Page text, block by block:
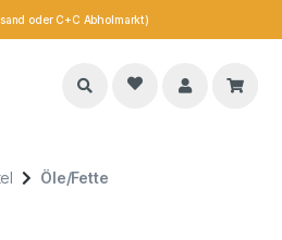
oder C+C Abholmarkt)
Öle/Fette